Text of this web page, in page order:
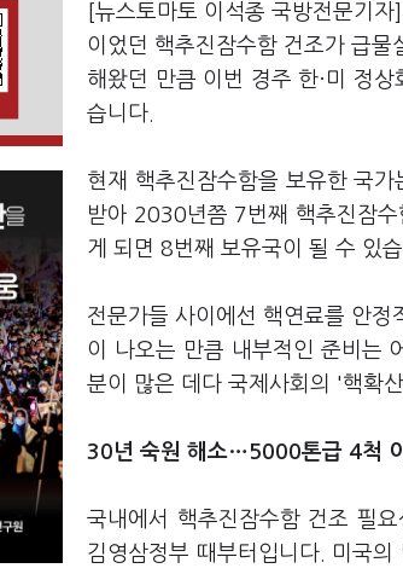
[뉴스토마토 이석종 국방전문기
이었던 핵추진잠수함 건조가 급
해왔던 만큼 이번 경주 한·미 정
습니다.
현재 핵추진잠수함을 보유한 국
받아 2030년쯤 7번째 핵추진잠
게 되면 8번째 보유국이 될 수 있
전문가들 사이에선 핵연료를 안
이 나오는 만큼 내부적인 준비는
분이 많은 데다 국제사회의 '핵확
30년 숙원 해소…5000톤급 4척
국내에서 핵추진잠수함 건조 필
김영삼정부 때부터입니다. 미국